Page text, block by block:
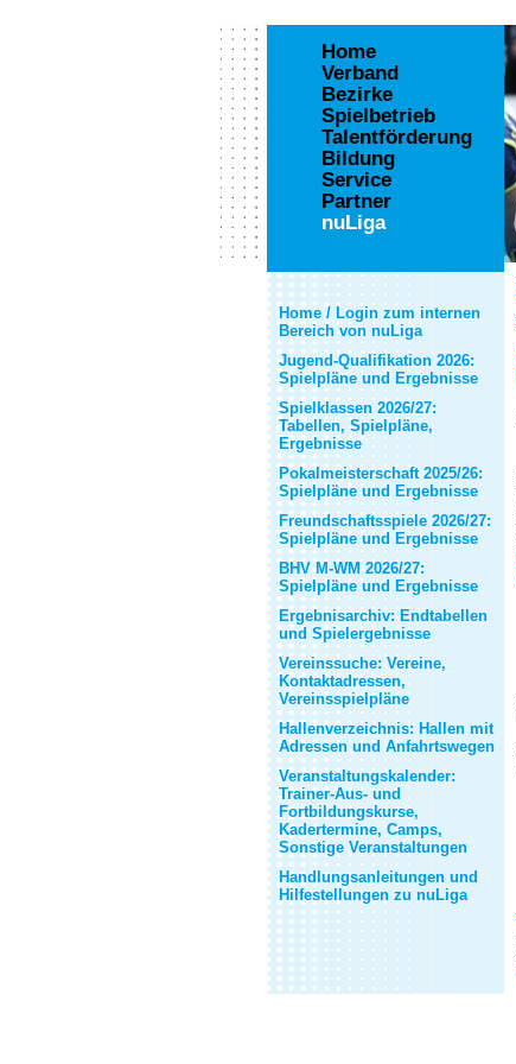
Home
Verband
Bezirke
Spielbetrieb
Talentförderung
Bildung
Service
Partner
nuLiga
Home / Login zum internen
Bereich von nuLiga
Jugend-Qualifikation 2026:
Spielpläne und Ergebnisse
Spielklassen 2026/27:
Tabellen, Spielpläne,
Ergebnisse
Pokalmeisterschaft 2025/26:
Spielpläne und Ergebnisse
Freundschaftsspiele 2026/27:
Spielpläne und Ergebnisse
BHV M-WM 2026/27:
Spielpläne und Ergebnisse
Ergebnisarchiv: Endtabellen
und Spielergebnisse
Vereinssuche: Vereine,
Kontaktadressen,
Vereinsspielpläne
Hallenverzeichnis: Hallen mit
Adressen und Anfahrtswegen
Veranstaltungskalender:
Trainer-Aus- und
Fortbildungskurse,
Kadertermine, Camps,
Sonstige Veranstaltungen
Handlungsanleitungen und
Hilfestellungen zu nuLiga